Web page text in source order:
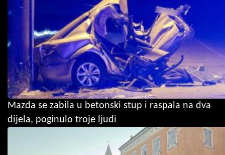
Mazda se zabila u betonski stup i raspala na dva
dijela, poginulo troje ljudi